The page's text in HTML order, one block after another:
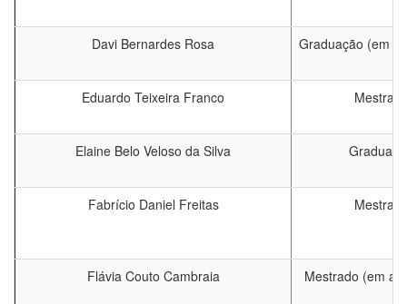
Davi Bernardes Rosa Graduação (em
Eduardo Teixeira Franco
Elaine Belo Veloso da Silva
Fabrício Daniel Freitas
Flávia Couto Cambraia Mestrado (em